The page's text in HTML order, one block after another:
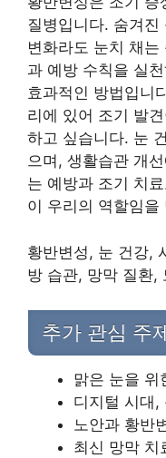
질병입니다. 숨겨
변화라도 눈치 채
과 예방 수칙을 실
효과적인 방법입니
리에 있어 조기 발
하고 싶습니다. 눈
으며, 생활습관 개
는 예방과 조기 치
이 우리의 역할임을
황반변성, 눈 건강,
방 습관, 망막 질환,
추가 관심 주
맑은 눈을 위
디지털 시대,
노안과 황반
최신 망막 치